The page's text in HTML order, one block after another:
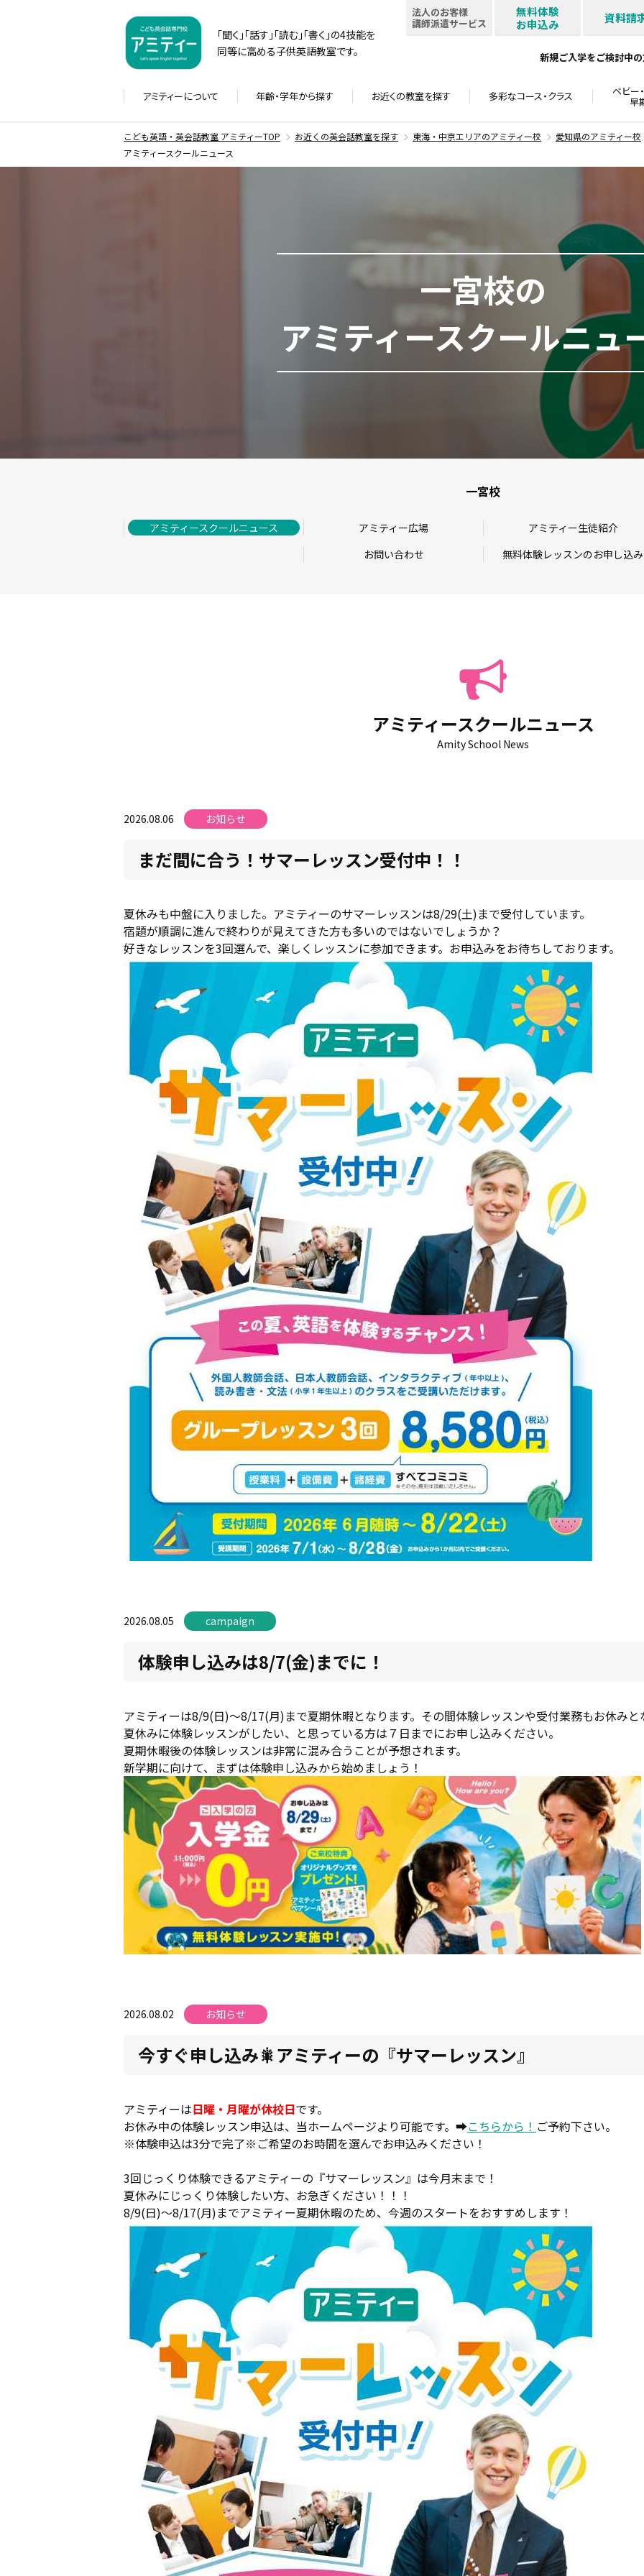
「聞く」「話す」「読む」「書く」の4技能を
同等に高める子供英語教室です。
法人のお客様
講師派遣サービス
無料体験
お申込み
資料請
新規ご入学をご検討中
アミティーについて 年齢・学年から探す お近くの教室を探す 多彩なコース・クラス ベビー
早
こども英語・英会話教室 アミティーTOP お近くの英会話教室を探す 東海・中京エリアのアミティー校 愛知県のアミティー校
アミティースクールニュース
一宮校の
アミティースクールニュ
一宮校
アミティースクールニュース アミティー広場 アミティー生徒紹介
お問い合わせ
無料体験レッスンのお申し込み
アミティースクールニュース
Amity School News
2026.08.06 お知らせ
まだ間に合う！サマーレッスン受付中！！
夏休みも中盤に入りました。アミティーのサマーレッスンは8/29(土)まで受付しています。
宿題が順調に進んで終わりが見えてきた方も多いのではないでしょうか？
好きなレッスンを3回選んで、楽しくレッスンに参加できます。お申込みをお待ちしております。
2026.08.05 campaign
体験申し込みは8/7(金)までに！
アミティーは8/9(日)～8/17(月)まで夏期休暇となります。その間体験レッスンや受付業務もお休みと
夏休みに体験レッスンがしたい、と思っている方は７日までにお申し込みください。
夏期休暇後の体験レッスンは非常に混み合うことが予想されます。
新学期に向けて、まずは体験申し込みから始めましょう！
2026.08.02 お知らせ
今すぐ申し込み🎇アミティーの『サマーレッスン』
アミティーは日曜・月曜が休校日です。
お休み中の体験レッスン申込は、当ホームページより可能です。➡こちらから！ ご予約下さい。
※体験申込は3分で完了※ご希望のお時間を選んでお申込みください！
3回じっくり体験できるアミティーの『サマーレッスン』は今月末まで！
夏休みにじっくり体験したい方、お急ぎください！！！
8/9(日)～8/17(月)までアミティー夏期休暇のため、今週のスタートをおすすめします！